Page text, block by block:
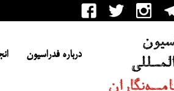
درباره فدراسیون